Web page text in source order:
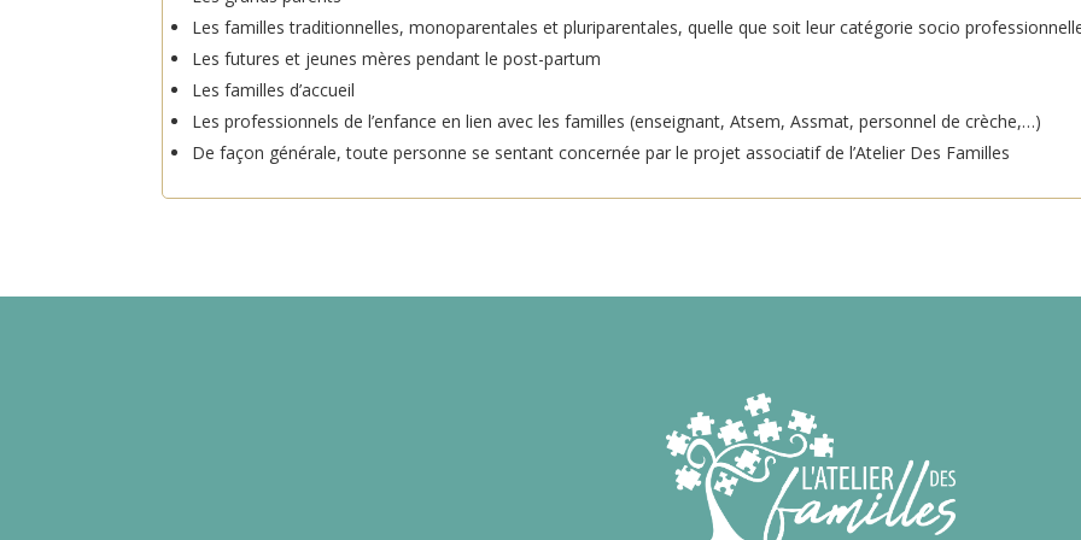
Les familles traditionnelles, monoparentales et pluriparentales, quelle que soit leur catégorie socio
Les futures et jeunes mères pendant le post-partum
Les familles d’accueil
Les professionnels de l’enfance en lien avec les familles (enseignant, Atsem, Assmat, personnel de crèche,…)
De façon générale, toute personne se sentant concernée par le projet associatif de l’Atelier Des Familles